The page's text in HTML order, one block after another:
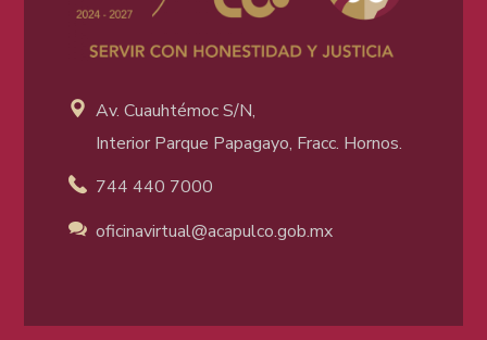
Av. Cuauhtémoc S/N,
Interior Parque Papagayo, Fracc. Hornos.
744 440 7000
oficinavirtual@acapulco.gob.mx